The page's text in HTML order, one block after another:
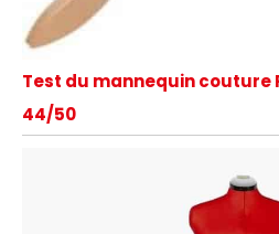
Test du mannequin couture
44/50